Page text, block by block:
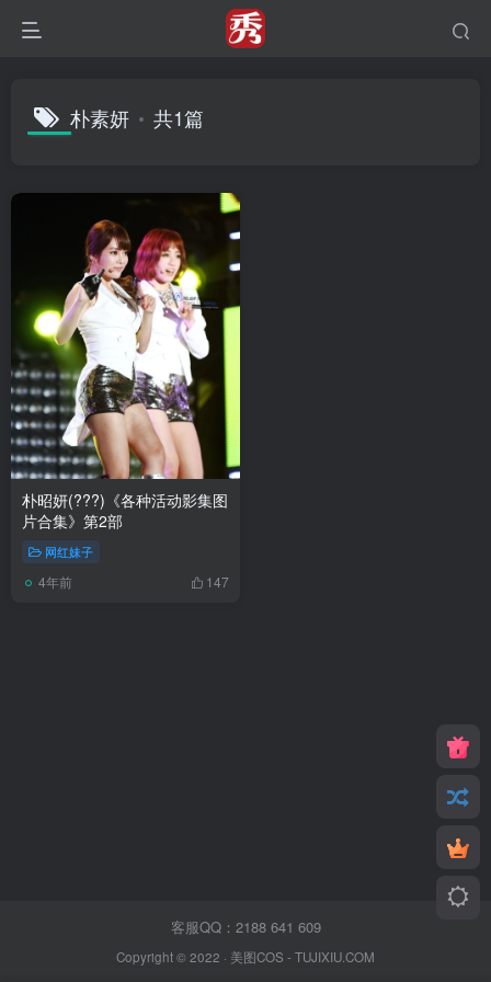
朴素妍 共1篇
朴昭妍(???)《各种活动影集图
片合集》第2部
网红妹子
4年前 147
客服QQ：2188 641 609
Copyright © 2022 · 美图COS - TUJIXIU.COM